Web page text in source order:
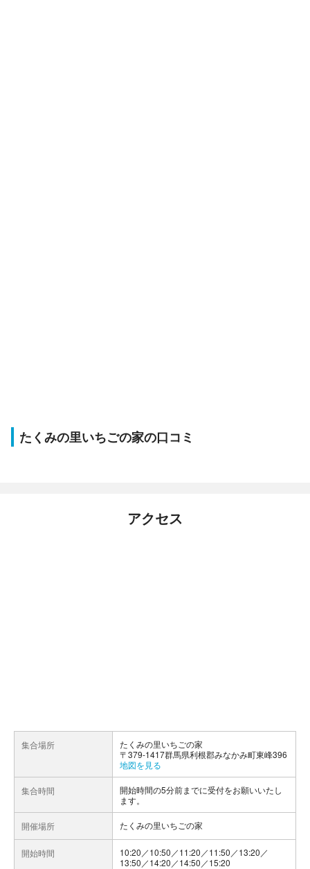
たくみの里いちごの家の口コミ
アクセス
集合場所
たくみの里いちごの家
〒379-1417群馬県利根郡みなかみ町東峰396
地図を見る
集合時間
開始時間の5分前までに受付をお願いいたし
ます。
開催場所 たくみの里いちごの家
開始時間
10:20／10:50／11:20／11:50／13:20／
13:50／14:20／14:50／15:20